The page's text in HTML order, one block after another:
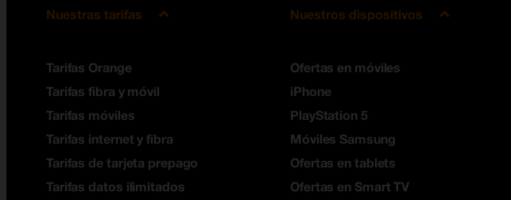
Nuestras tarifas
Tarifas Orange
Tarifas fibra y móvil
Tarifas móviles
Tarifas internet y fibra
Tarifas de tarjeta prepago
Tarifas datos ilimitados
Nuestros dispositivos
Ofertas en móviles
iPhone
PlayStation 5
Móviles Samsung
Ofertas en tablets
Ofertas en Smart TV